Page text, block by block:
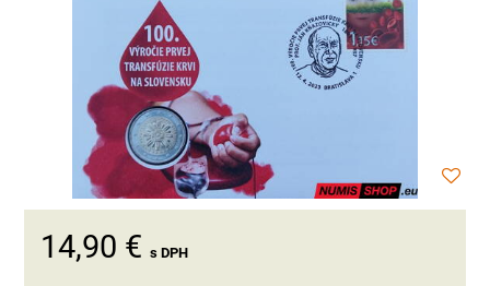
14,90 € s DPH